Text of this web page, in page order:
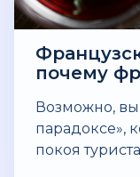
почему
Возможно,
парадоксе»,
покоя